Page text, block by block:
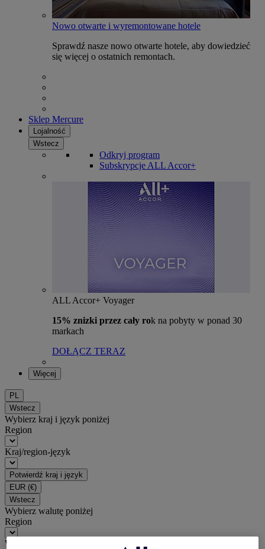
Nowo otwarte i wyremontowane hotele
Sprawdź nasze nowo otwarte hotele, aby dowiedzieć
się więcej o ostatnich remontach.
Sklep Mercure
Lojalność
Wstecz
Odkryj program
Subskrypcje ALL Accor+
ALL Accor+ Voyager
15% znizki przez cały rok na pobyty w ponad 30
markach
DOŁĄCZ TERAZ
Więcej
PL
Wstecz
Wybierz kraj i język poniżej
Region
Kraj/region-język
Potwierdź kraj i język
EUR (€)
Wstecz
Wybierz walutę poniżej
Region
Waluta